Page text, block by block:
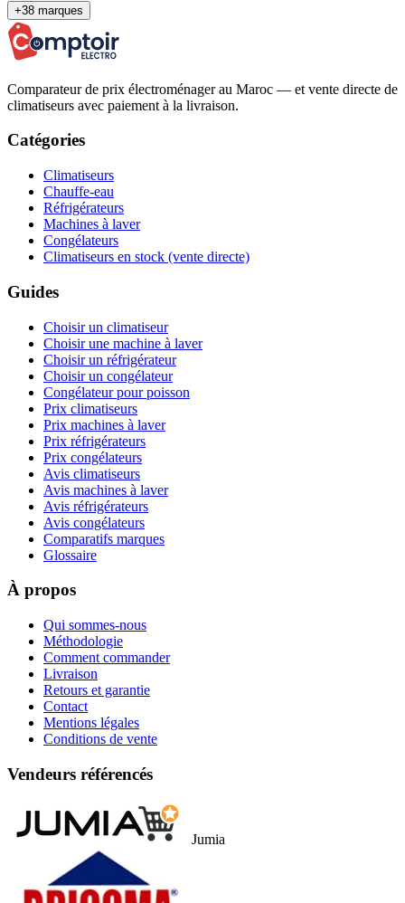
+38 marques
Comparateur de prix électroménager au Maroc — et vente directe de
climatiseurs avec paiement à la livraison.
Catégories
Climatiseurs
Chauffe-eau
Réfrigérateurs
Machines à laver
Congélateurs
Climatiseurs en stock (vente directe)
Guides
Choisir un climatiseur
Choisir une machine à laver
Choisir un réfrigérateur
Choisir un congélateur
Congélateur pour poisson
Prix climatiseurs
Prix machines à laver
Prix réfrigérateurs
Prix congélateurs
Avis climatiseurs
Avis machines à laver
Avis réfrigérateurs
Avis congélateurs
Comparatifs marques
Glossaire
À propos
Qui sommes-nous
Méthodologie
Comment commander
Livraison
Retours et garantie
Contact
Mentions légales
Conditions de vente
Vendeurs référencés
Jumia